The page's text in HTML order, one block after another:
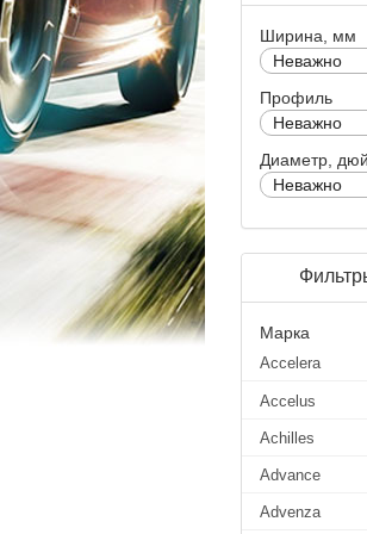
Ширина, мм
Неважно
Профиль
Неважно
Диаметр,
Неважно
Марка
Accelera
Accelus
Achilles
Advance
Advenza